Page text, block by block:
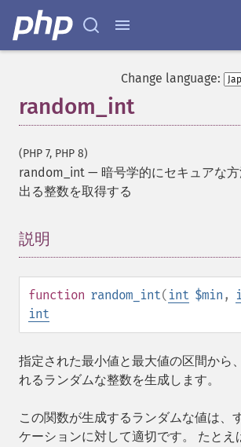
Change language:
random_int
(PHP 7, PHP 8)
random_int — 暗号学的にセキュアな
出る整数を取得する
説明
function random_int( int $min ,
int
指定された最小値と最大値の区間から
れるランダムな整数を生成します。
この関数が生成するランダムな値は、
ケーションに対して適切です。 たとえ